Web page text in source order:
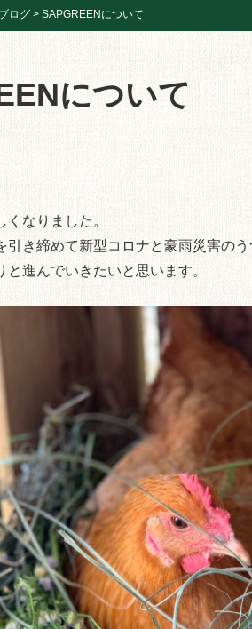
ログ > SAPGREENについて
について
なりました。
引き締めて新型コロナと豪雨災害の
と進んでいきたいと思います。